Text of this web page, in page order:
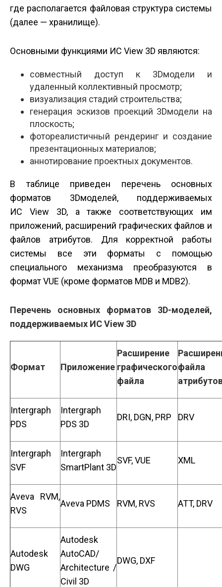
где располагается файловая структура системы
(далее — хранилище).
Основными функциями ИС View 3D являются:
совместный доступ к 3D­модели и
удаленный коллективный просмотр;
визуализация стадий строительства;
генерация эскизов проекций 3D­модели на
плоскость;
фотореалистичный рендеринг и создание
презентационных материалов;
аннотирование проектных документов.
В таблице приведен перечень основных
форматов 3D­моделей, поддерживаемых
ИС View 3D, а также соответствующих им
приложений, расширений графических файлов и
файлов атрибутов. Для корректной работы
системы все эти форматы с помощью
специального механизма преобразуются в
формат VUE (кроме форматов MDB и MDB2).
Перечень основных форматов 3D-моделей,
поддерживаемых ИС View 3D
Формат Приложение
Расширение
графического
файла
файла
Intergraph
PDS
Intergraph
PDS 3D
DRI, DGN, PRP DRV
Intergraph
SVF
Intergraph
SmartPlant 3D
SVF, VUE XML
Aveva RVM,
RVS
Aveva PDMS RVM, RVS ATT, DRV
Autodesk
DWG
Autodesk
AutoCAD/
Architecture /
Civil 3D
DWG, DXF